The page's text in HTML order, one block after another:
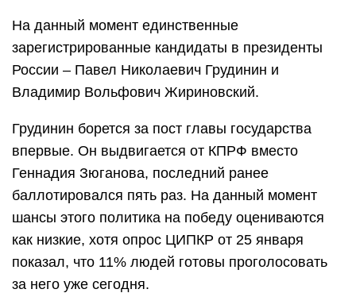
На данный момент единственные
зарегистрированные кандидаты в президенты
России – Павел Николаевич Грудинин и
Владимир Вольфович Жириновский.
Грудинин борется за пост главы государства
впервые. Он выдвигается от КПРФ вместо
Геннадия Зюганова, последний ранее
баллотировался пять раз. На данный момент
шансы этого политика на победу оцениваются
как низкие, хотя опрос ЦИПКР от 25 января
показал, что 11% людей готовы проголосовать
за него уже сегодня.